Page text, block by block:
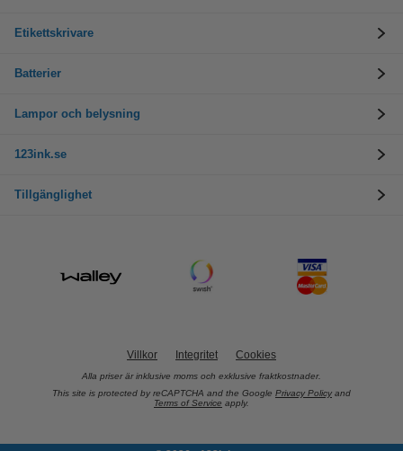
Etikettskrivare
Batterier
Lampor och belysning
123ink.se
Tillgänglighet
Villkor Integritet Cookies
Alla priser är inklusive moms och exklusive fraktkostnader.
This site is protected by reCAPTCHA and the Google Privacy Policy and
Terms of Service apply.